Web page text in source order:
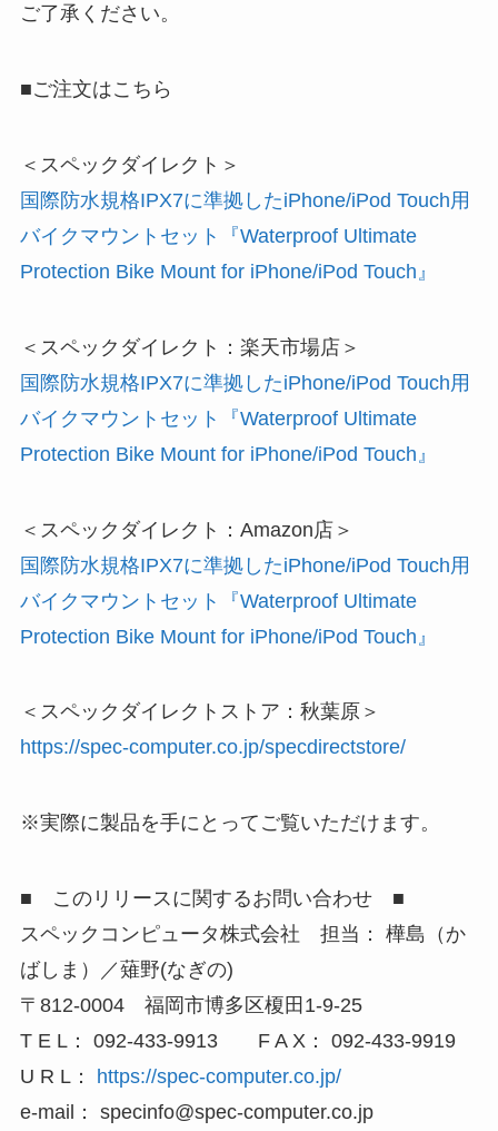
ご了承ください。
■ご注文はこちら
＜スペックダイレクト＞
国際防水規格IPX7に準拠したiPhone/iPod Touch用
バイクマウントセット『Waterproof Ultimate
Protection Bike Mount for iPhone/iPod Touch』
＜スペックダイレクト：楽天市場店＞
国際防水規格IPX7に準拠したiPhone/iPod Touch用
バイクマウントセット『Waterproof Ultimate
Protection Bike Mount for iPhone/iPod Touch』
＜スペックダイレクト：Amazon店＞
国際防水規格IPX7に準拠したiPhone/iPod Touch用
バイクマウントセット『Waterproof Ultimate
Protection Bike Mount for iPhone/iPod Touch』
＜スペックダイレクトストア：秋葉原＞
https://spec-computer.co.jp/specdirectstore/
※実際に製品を手にとってご覧いただけます。
■ このリリースに関するお問い合わせ ■
スペックコンピュータ株式会社 担当： 樺島（か
ばしま）／薙野(なぎの)
〒812-0004 福岡市博多区榎田1-9-25
T E L： 092-433-9913 F A X： 092-433-9919
U R L：
https://spec-computer.co.jp/
e-mail： specinfo@spec-computer.co.jp